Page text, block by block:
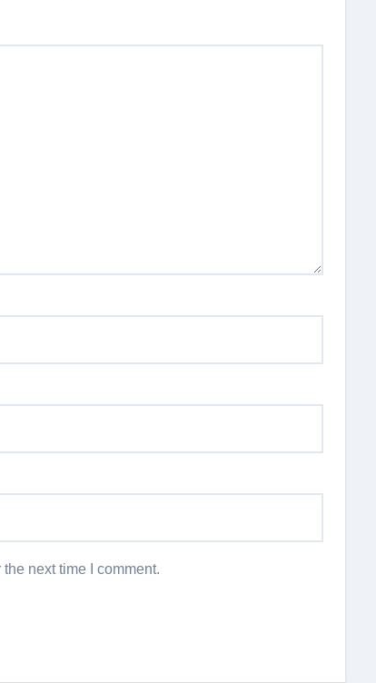
next time I comment.